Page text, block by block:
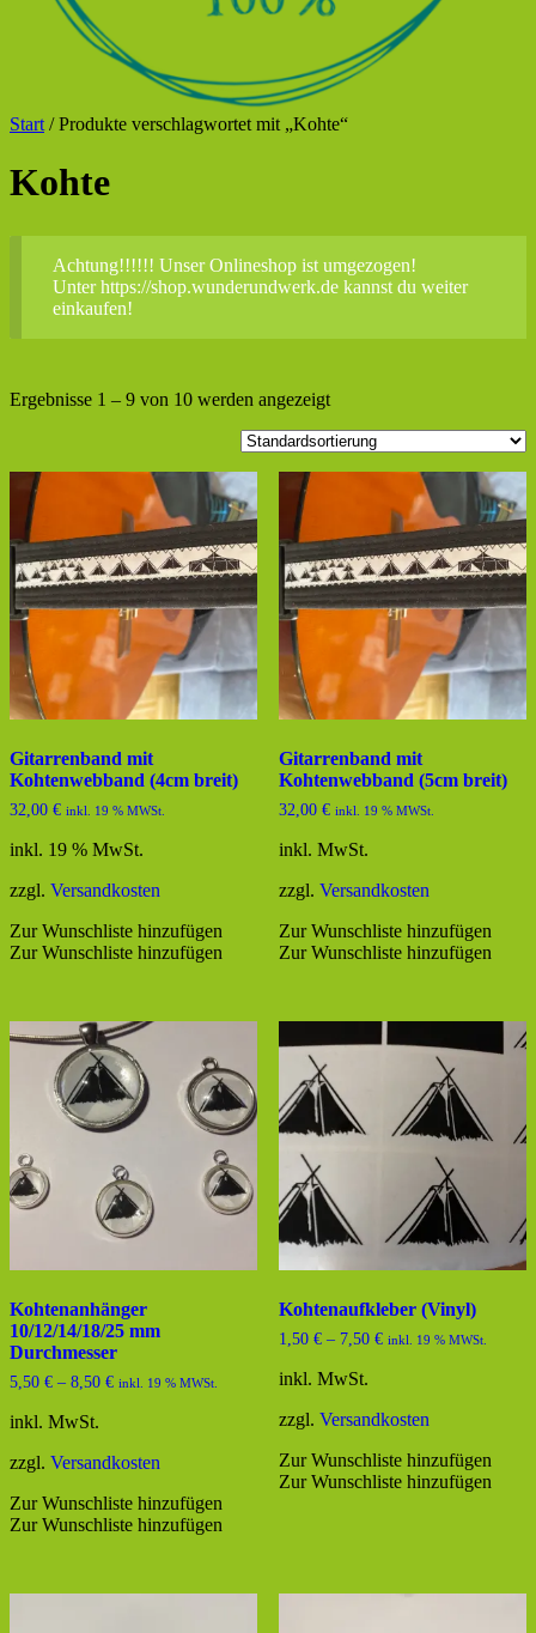
Start / Produkte verschlagwortet mit „Kohte“
Kohte
Achtung!!!!!! Unser Onlineshop ist umgezogen!
Unter https://shop.wunderundwerk.de kannst du weiter
einkaufen!
Ergebnisse 1 – 9 von 10 werden angezeigt
Gitarrenband mit
Kohtenwebband (4cm breit)
32,00 € inkl. 19 % MWSt.
inkl. 19 % MwSt.
zzgl. Versandkosten
Zur Wunschliste hinzufügen
Zur Wunschliste hinzufügen
Gitarrenband mit
Kohtenwebband (5cm breit)
32,00 € inkl. 19 % MWSt.
inkl. MwSt.
zzgl. Versandkosten
Zur Wunschliste hinzufügen
Zur Wunschliste hinzufügen
Kohtenanhänger
10/12/14/18/25 mm
Durchmesser
5,50 € – 8,50 € inkl. 19 % MWSt.
inkl. MwSt.
zzgl. Versandkosten
Zur Wunschliste hinzufügen
Zur Wunschliste hinzufügen
Kohtenaufkleber (Vinyl)
1,50 €– 7,50 € inkl. 19 % MWSt.
inkl. MwSt.
zzgl. Versandkosten
Zur Wunschliste hinzufügen
Zur Wunschliste hinzufügen